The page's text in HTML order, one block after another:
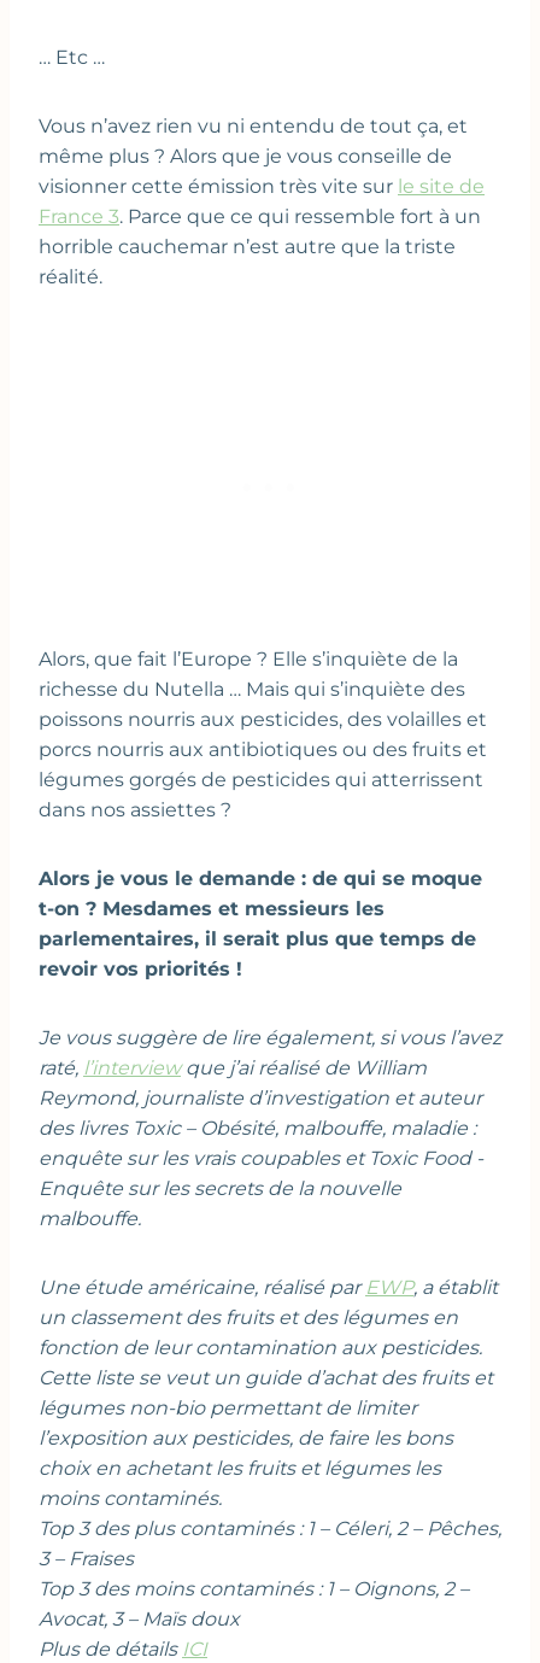
… Etc …
Vous n’avez rien vu ni entendu de tout ça, et
même plus ? Alors que je vous conseille de
visionner cette émission très vite sur le site de
France 3. Parce que ce qui ressemble fort à un
horrible cauchemar n’est autre que la triste
réalité.
Alors, que fait l’Europe ? Elle s’inquiète de la
richesse du Nutella … Mais qui s’inquiète des
poissons nourris aux pesticides, des volailles et
porcs nourris aux antibiotiques ou des fruits et
légumes gorgés de pesticides qui atterrissent
dans nos assiettes ?
Alors je vous le demande : de qui se moque
t-on ? Mesdames et messieurs les
parlementaires, il serait plus que temps de
revoir vos priorités !
Je vous suggère de lire également, si vous l’avez
raté, l’interviewque j’ai réalisé de William
Reymond, journaliste d’investigation et auteur
des livres Toxic – Obésité, malbouffe, maladie :
enquête sur les vrais coupables et Toxic Food -
Enquête sur les secrets de la nouvelle
malbouffe.
Une étude américaine, réalisé par EWP, a établit
un classement des fruits et des légumes en
fonction de leur contamination aux pesticides.
Cette liste se veut un guide d’achat des fruits et
légumes non-bio permettant de limiter
l’exposition aux pesticides, de faire les bons
choix en achetant les fruits et légumes les
moins contaminés.
Top 3 des plus contaminés : 1 – Céleri, 2 – Pêches,
3 – Fraises
Top 3 des moins contaminés : 1 – Oignons, 2 –
Avocat, 3 – Maïs doux
Plus de détails ICI